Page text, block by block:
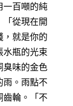
一百噸的純
從現在開
，就是你的
水瓶的光束
臭味的金色
雨。雨點不
齒輪。「不